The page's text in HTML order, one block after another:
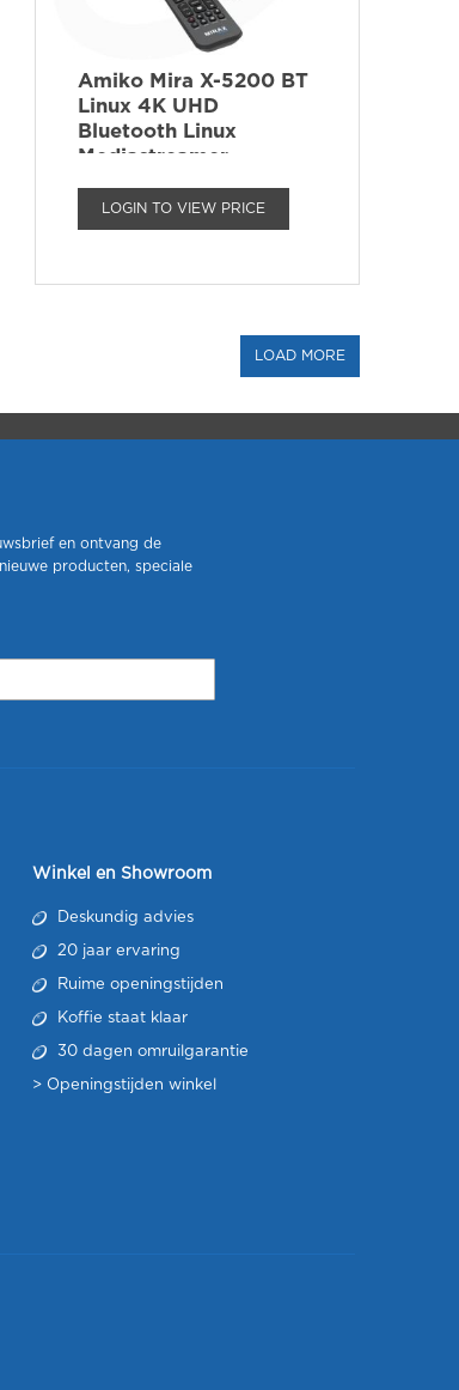
Amiko Mira X-5200 BT
Linux 4K UHD
Bluetooth Linux
Mediastreamer
LOGIN TO VIEW PRICE
en ontvang de
producten, speciale
Winkel en Showroom
Deskundig advies
20 jaar ervaring
Ruime openingstijden
Koffie staat klaar
30 dagen omruilgarantie
> Openingstijden winkel